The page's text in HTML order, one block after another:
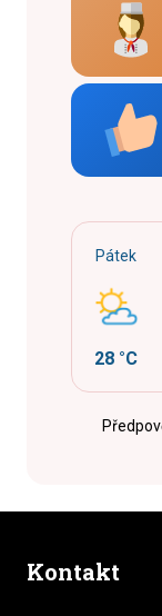
Pátek
28 °C
Kontakt